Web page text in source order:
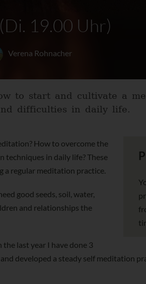
19.00 Uhr)
Verena Rohnacher
to start and cultivate a
difficulties in daily life.
How to overcome the
in daily life? These
a regular meditation practice.
good seeds, soil, water,
and relationships the
last year I have done 3
developed a steady self meditation